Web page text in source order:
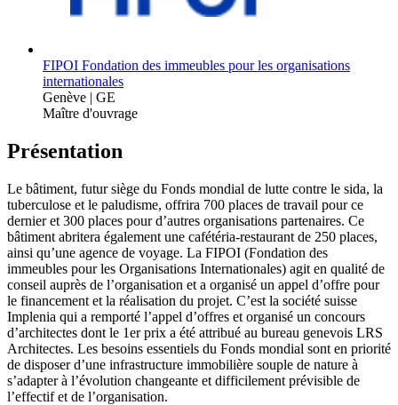
FIPOI Fondation des immeubles pour les organisations
internationales
Genève | GE
Maître d'ouvrage
Présentation
Le bâtiment, futur siège du Fonds mondial de lutte contre le sida, la
tuberculose et le paludisme, offrira 700 places de travail pour ce
dernier et 300 places pour d’autres organisations partenaires. Ce
bâtiment abritera également une cafétéria-restaurant de 250 places,
ainsi qu’une agence de voyage. La FIPOI (Fondation des
immeubles pour les Organisations Internationales) agit en qualité de
conseil auprès de l’organisation et a organisé un appel d’offre pour
le financement et la réalisation du projet. C’est la société suisse
Implenia qui a remporté l’appel d’offres et organisé un concours
d’architectes dont le 1er prix a été attribué au bureau genevois LRS
Architectes. Les besoins essentiels du Fonds mondial sont en priorité
de disposer d’une infrastructure immobilière souple de nature à
s’adapter à l’évolution changeante et difficilement prévisible de
l’effectif et de l’organisation.